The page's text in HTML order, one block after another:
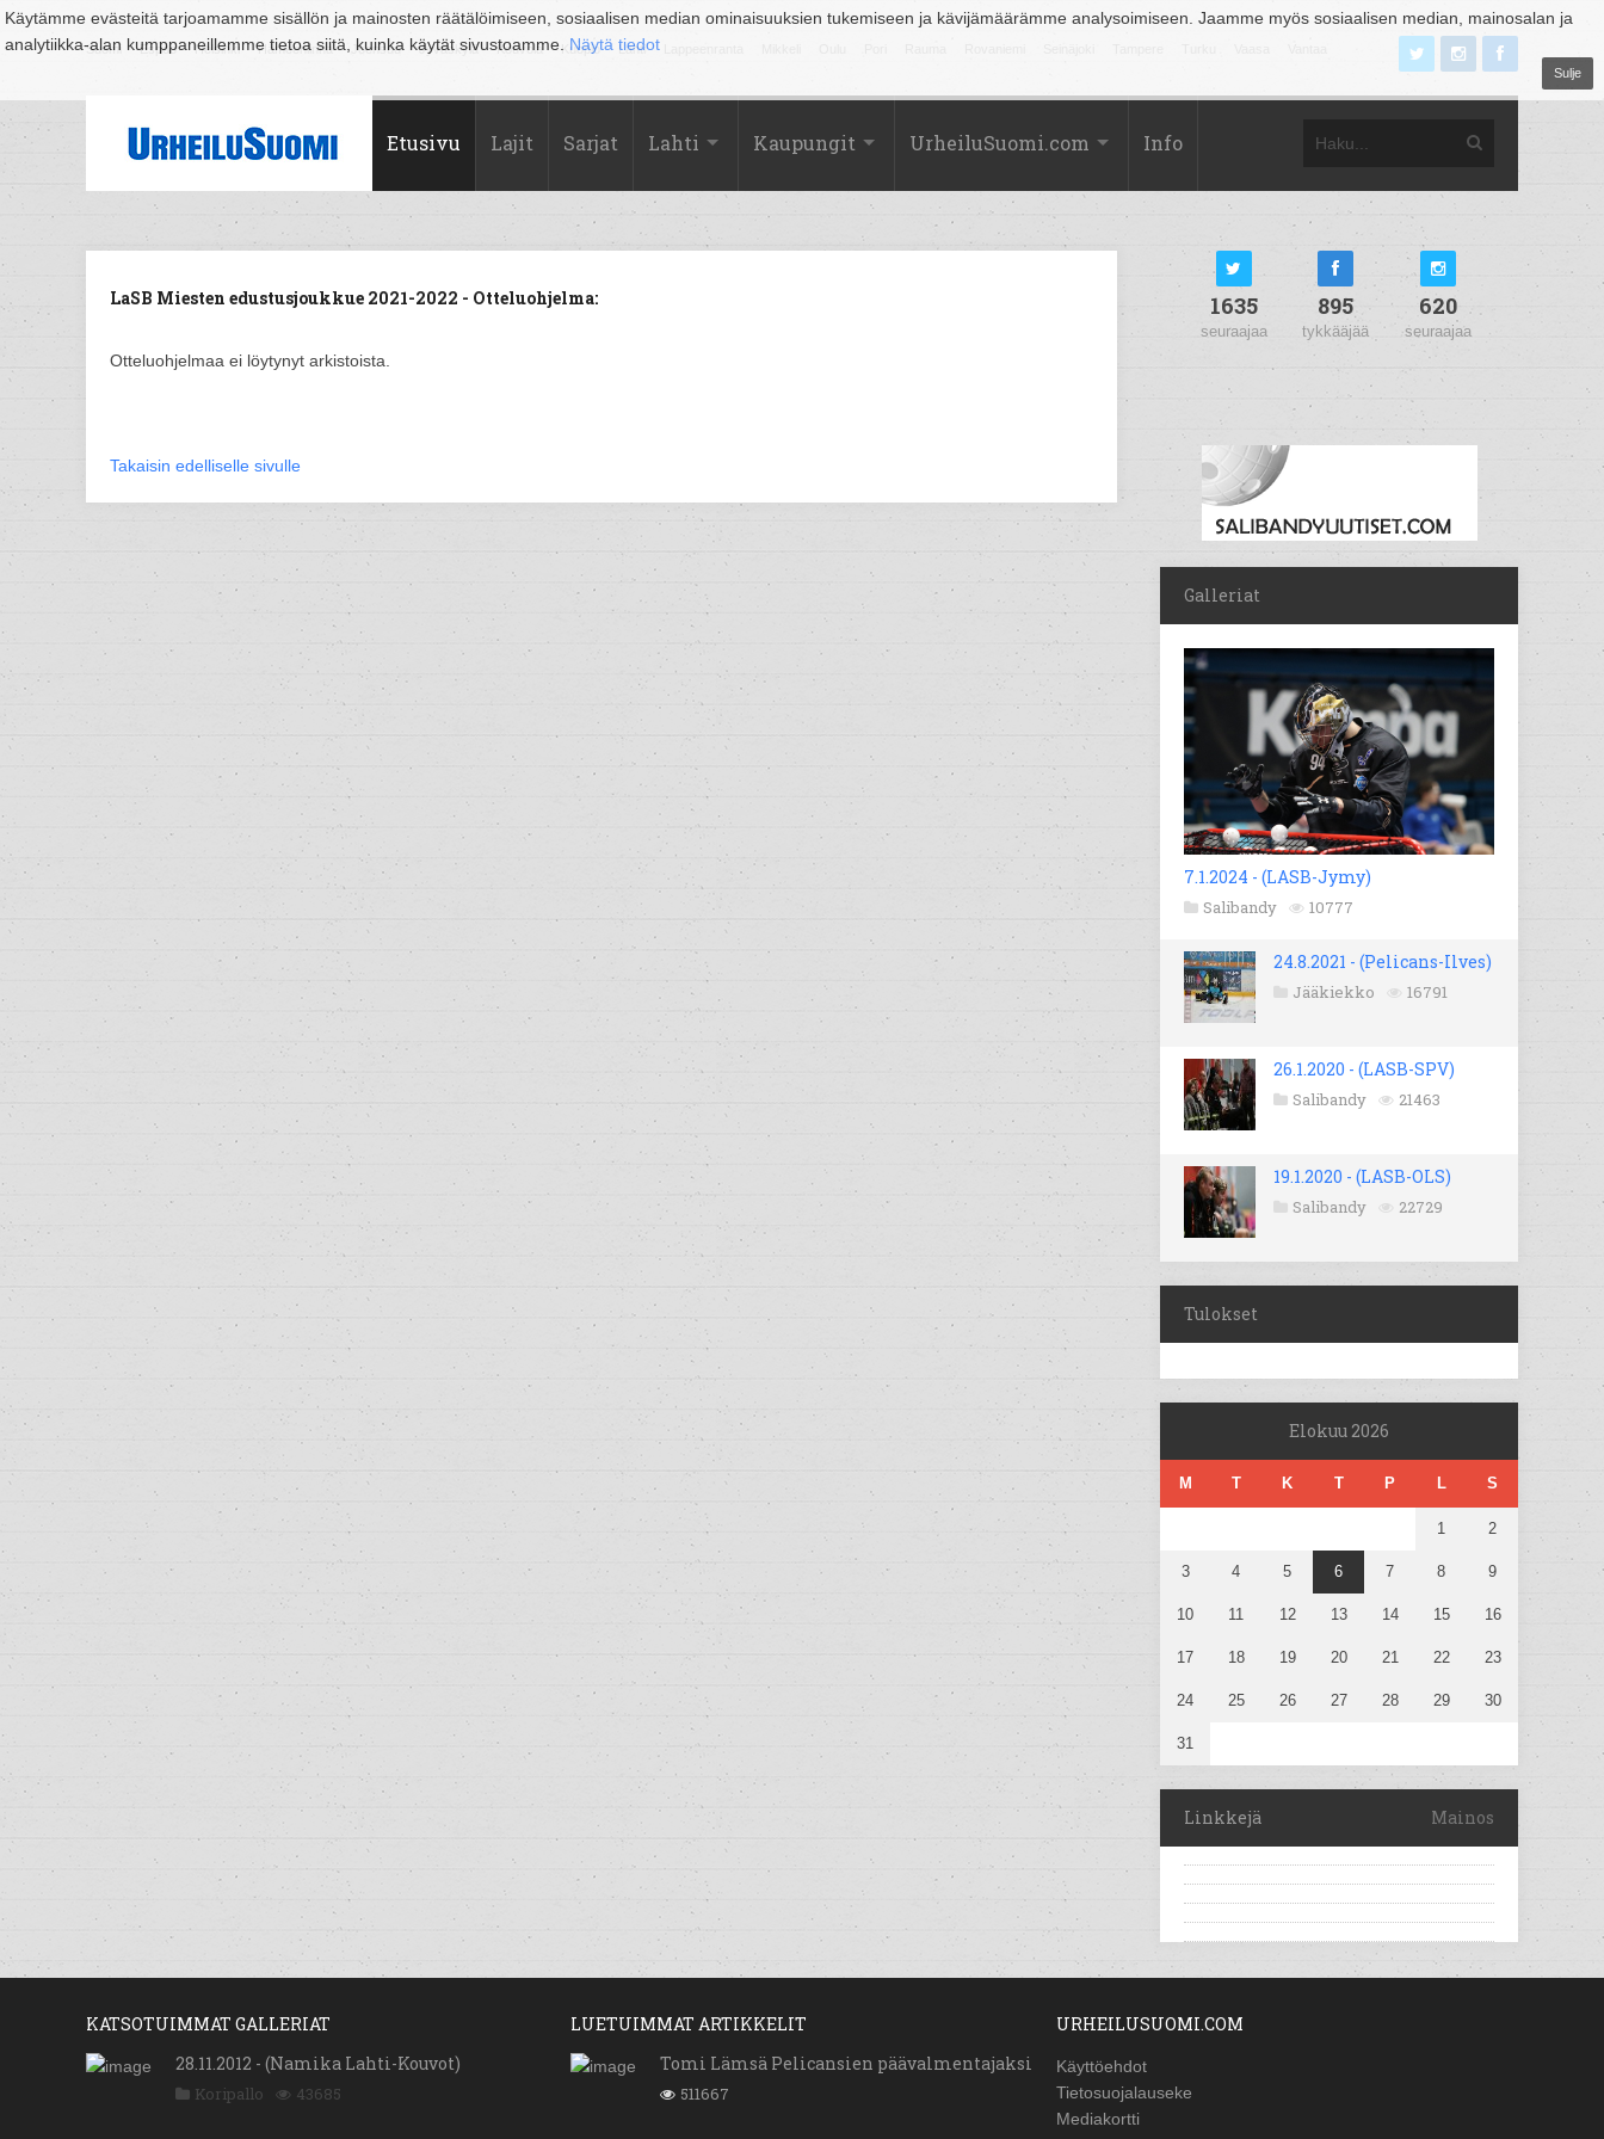
Käytämme evästeitä tarjoamamme sisällön ja mainosten räätälöimiseen, sosiaalisen median ominaisuuksien tukemiseen ja kävijämäärämme analysoimiseen. Jaamme myös sosiaalisen median, mainosalan ja
analytiikka-alan kumppaneillemme tietoa siitä, kuinka käytät sivustoamme. Näytä tiedot
Sulje
Suomi Espoo Helsinki Hämeenlinna Joensuu Jyväskylä Kouvola Kuopio Lahti
Etusivu Lajit Sarjat Lahti Kaupungit UrheiluSuomi.com Info
LaSB Miesten edustusjoukkue 2021-2022 - Otteluohjelma:
Otteluohjelmaa ei löytynyt arkistoista.
Takaisin edelliselle sivulle
1635
seuraajaa
895
tykkääjää
620
seuraajaa
Galleriat
7.1.2024 - (LASB-Jymy)
Salibandy 10777
24.8.2021 - (Pelicans-Ilves)
Jääkiekko 16791
26.1.2020 - (LASB-SPV)
Salibandy 21463
19.1.2020 - (LASB-OLS)
Salibandy 22729
Tulokset
Elokuu 2026
M T K T P L S
1 2
3 4 5 6 7 8 9
10 11 12 13 14 15 16
17 18 19 20 21 22 23
24 25 26 27 28 29 30
31
Linkkejä Mainos
KATSOTUIMMAT GALLERIAT
28.11.2012 - (Namika Lahti-Kouvot)
Koripallo 43685
LUETUIMMAT ARTIKKELIT
Tomi Lämsä Pelicansien päävalmentajaksi
511667
URHEILUSUOMI.COM
Käyttöehdot
Tietosuojalauseke
Mediakortti